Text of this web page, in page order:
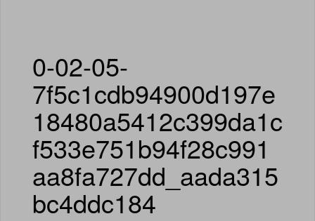
0-02-05-
7f5c1cdb94900d197e
18480a5412c399da1c
f533e751b94f28c991
aa8fa727dd_aada315
bc4ddc184